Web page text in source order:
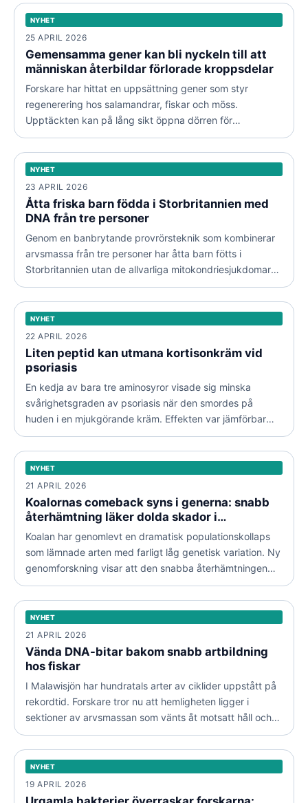
NYHET
NYHET
25 APRIL 2026
Gemensamma gener kan bli nyckeln till att
människan återbildar förlorade kroppsdelar
Forskare har hittat en uppsättning gener som styr
regenerering hos salamandrar, fiskar och möss.
Upptäckten kan på lång sikt öppna dörren för
behandlingar där skadade lemmar ersätts med levande
vävnad i stället för proteser.
NYHET
Åtta friska barn födda i Storbritannien med DNA från tre
personer
NYHET
23 APRIL 2026
Åtta friska barn födda i Storbritannien med
DNA från tre personer
Genom en banbrytande provrörsteknik som kombinerar
arvsmassa från tre personer har åtta barn fötts i
Storbritannien utan de allvarliga mitokondriesjukdomar
som annars hade ärvts från mamman. De tidiga
resultaten beskrivs som mycket lovande.
NYHET
Liten peptid kan utmana kortisonkräm vid psoriasis
NYHET
22 APRIL 2026
Liten peptid kan utmana kortisonkräm vid
psoriasis
En kedja av bara tre aminosyror visade sig minska
svårighetsgraden av psoriasis när den smordes på
huden i en mjukgörande kräm. Effekten var jämförbar
med den hos en vanlig steroidkräm.
NYHET
Koalornas comeback syns i generna: snabb återhämtning
läker dolda skador i arvsmassan
NYHET
21 APRIL 2026
Koalornas comeback syns i generna: snabb
återhämtning läker dolda skador i
arvsmassan
Koalan har genomlevt en dramatisk populationskollaps
som lämnade arten med farligt låg genetisk variation. Ny
genomforskning visar att den snabba återhämtningen
faktiskt kan reparera delar av skadan i arvsmassan.
NYHET
Vända DNA-bitar bakom snabb artbildning hos fiskar
NYHET
21 APRIL 2026
Vända DNA-bitar bakom snabb artbildning
hos fiskar
I Malawisjön har hundratals arter av ciklider uppstått på
rekordtid. Forskare tror nu att hemligheten ligger i
sektioner av arvsmassan som vänts åt motsatt håll och
låser fast fördelaktiga genkombinationer.
NYHET
Urgamla bakterier överraskar forskarna: gammalt DNA-
maskineri har fått en ny roll
NYHET
19 APRIL 2026